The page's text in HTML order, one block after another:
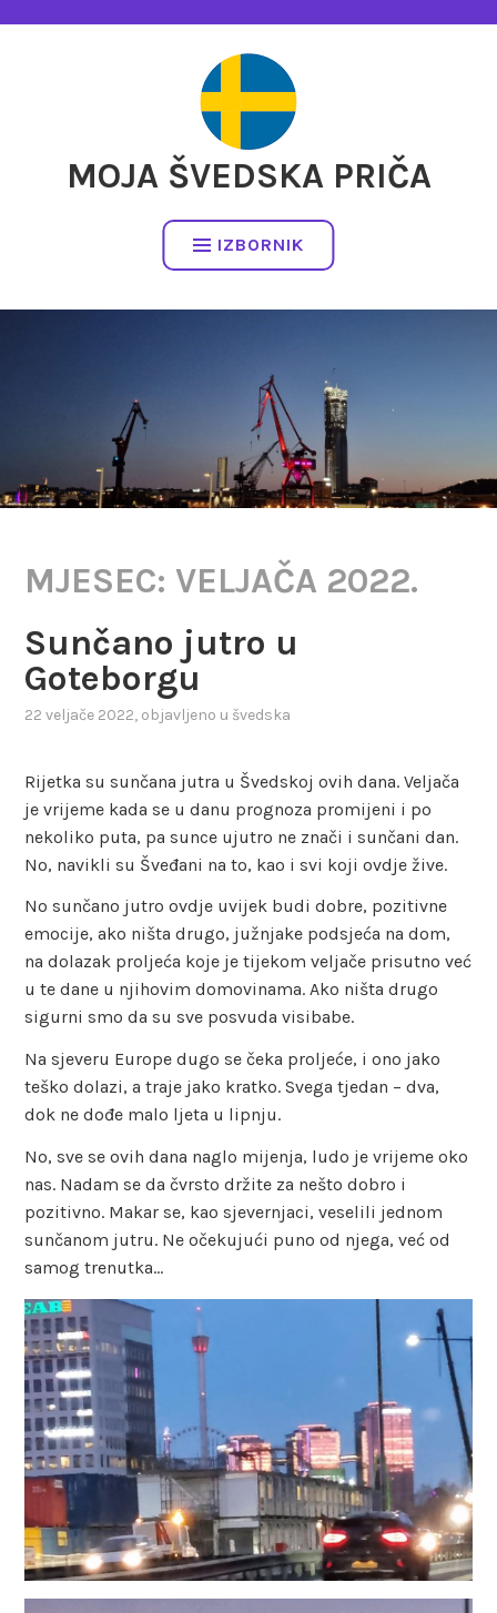
MOJA ŠVEDSKA PRIČA
IZBORNIK
MJESEC:VELJAČA 2022.
Sunčano jutro u
Goteborgu
22 veljače 2022, objavljeno u švedska
Rijetka su sunčana jutra u Švedskoj ovih dana. Veljača
je vrijeme kada se u danu prognoza promijeni i po
nekoliko puta, pa sunce ujutro ne znači i sunčani dan.
No, navikli su Šveđani na to, kao i svi koji ovdje žive.
No sunčano jutro ovdje uvijek budi dobre, pozitivne
emocije, ako ništa drugo, južnjake podsjeća na dom,
na dolazak proljeća koje je tijekom veljače prisutno već
u te dane u njihovim domovinama. Ako ništa drugo
sigurni smo da su sve posvuda visibabe.
Na sjeveru Europe dugo se čeka proljeće, i ono jako
teško dolazi, a traje jako kratko. Svega tjedan – dva,
dok ne dođe malo ljeta u lipnju.
No, sve se ovih dana naglo mijenja, ludo je vrijeme oko
nas. Nadam se da čvrsto držite za nešto dobro i
pozitivno. Makar se, kao sjevernjaci, veselili jednom
sunčanom jutru. Ne očekujući puno od njega, već od
samog trenutka…